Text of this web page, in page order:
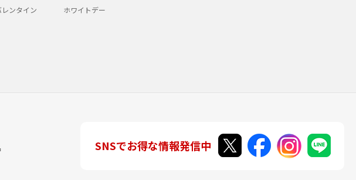
レンタイン ホワイトデー
SNSでお得な情報発信中